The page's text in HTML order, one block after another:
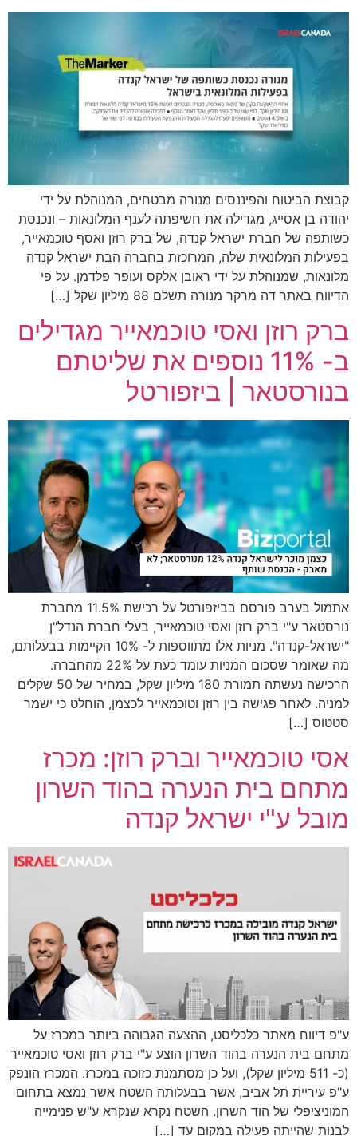
קבוצת הביטוח והפיננסים מנורה מבטחים, המנוהלת על ידי
יהודה בן אסייג, מגדילה את חשיפתה לענף המלונאות – ונכנסת
כשותפה של חברת ישראל קנדה, של ברק רוזן ואסף טוכמאייר,
בפעילות המלונאית שלה, המרוכזת בחברה הבת ישראל קנדה
מלונאות, שמנוהלת על ידי ראובן אלקס ועופר פלדמן. על פי
הדיווח באתר דה מרקר מנורה תשלם 88 מיליון שקל […]
ברק רוזן ואסי טוכמאייר מגדילים
ב- 11% נוספים את שליטתם
בנורסטאר | ביזפורטל
אתמול בערב פורסם בביזפורטל על רכישת 11.5% מחברת
נורסטאר ע"י ברק רוזן ואסי טוכמאייר, בעלי חברת הנדל"ן
"ישראל-קנדה". מניות אלו מתווספות ל- 10% הקיימות בבעלותם,
מה שאומר שסכום המניות עומד כעת על 22% מהחברה.
הרכישה נעשתה תמורת 180 מיליון שקל, במחיר של 50 שקלים
למניה. לאחר פגישה בין רוזן וטוכמאייר לכצמן, הוחלט כי ישמר
סטטוס […]
אסי טוכמאייר וברק רוזן: מכרז
מתחם בית הנערה בהוד השרון
מובל ע"י ישראל קנדה
ע"פ דיווח מאתר כלכליסט, ההצעה הגבוהה ביותר במכרז על
מתחם בית הנערה בהוד השרון הוצע ע"י ברק רוזן ואסי טוכמאייר
(כ- 511 מיליון שקל), ועל כן מסתמנת כזוכה במכרז. המכרז הונפק
ע"פ עיריית תל אביב, אשר בבעלותה השטח אשר נמצא בתחום
המוניציפלי של הוד השרון. השטח נקרא שנקרא ע"ש פנימייה
לבנות שהייתה פעילה במקום עד […]